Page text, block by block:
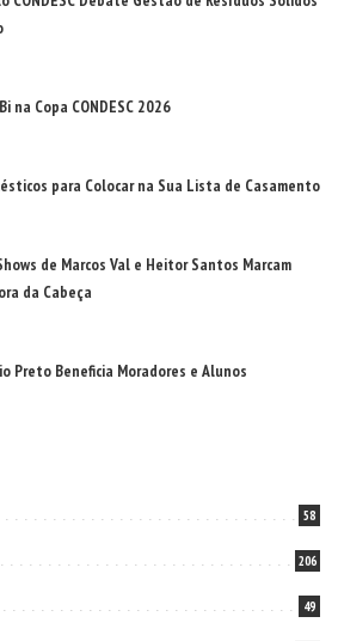
na Copa CONDESC 2026
para Colocar na Sua Lista de Casamento
de Marcos Val e Heitor Santos Marcam
da Cabeça
Preto Beneficia Moradores e Alunos
58
206
49